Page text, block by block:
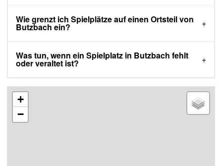
Wie grenzt ich Spielplätze auf einen Ortsteil von
Butzbach ein?
Was tun, wenn ein Spielplatz in Butzbach fehlt
oder veraltet ist?
+
−